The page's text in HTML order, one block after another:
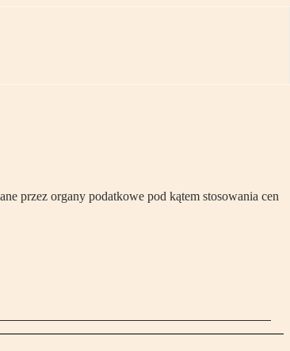
przez organy podatkowe pod kątem stosowania cen